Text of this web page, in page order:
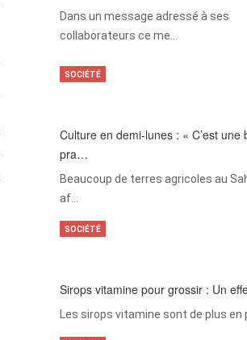
Dans un message adressé à ses
collaborateurs ce me…
Culture en demi-lunes : « C’est une
pra…
Beaucoup de terres agricoles au
af…
SOCIÉTÉ
Sirops vitamine pour grossir : Un
Les sirops vitamine sont de plus en
SOCIÉTÉ